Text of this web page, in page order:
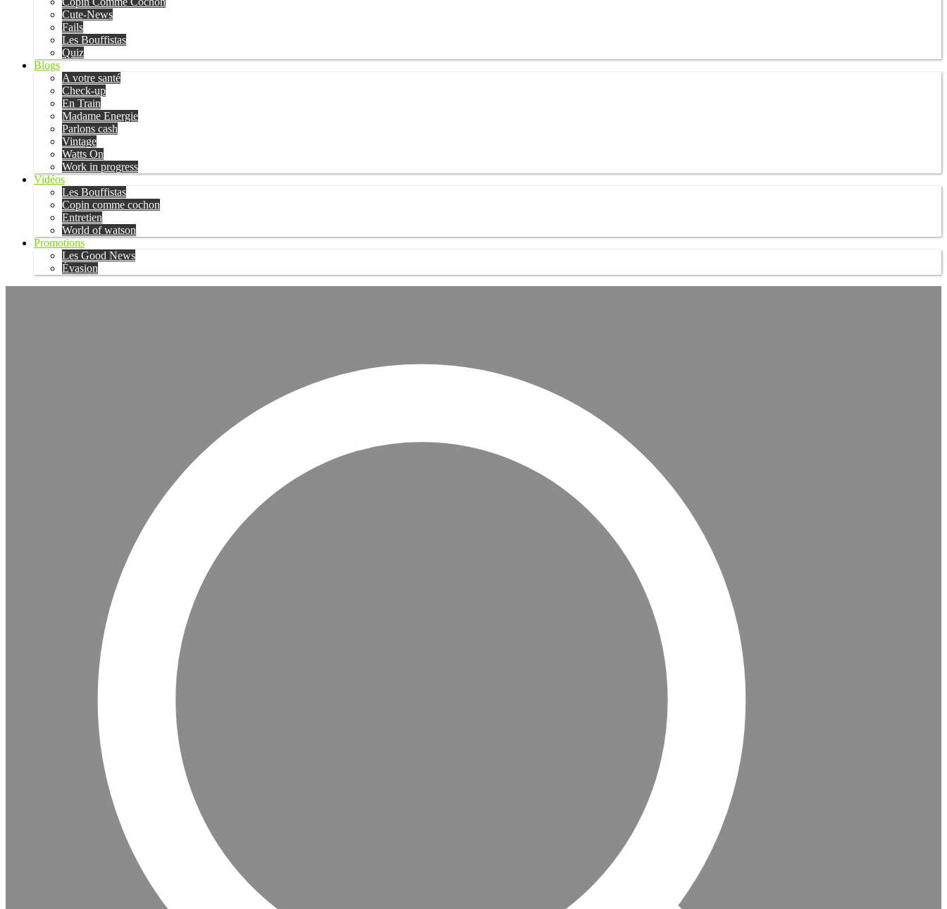
Cute-News
Fails
Les Bouffistas
Quiz
Blogs
A votre santé
Check-up
En Train
Madame Energie
Parlons cash
Vintage
Watts On
Work in progress
Vidéos
Les Bouffistas
Copin comme cochon
Entretien
World of watson
Promotions
Les Good News
Évasion